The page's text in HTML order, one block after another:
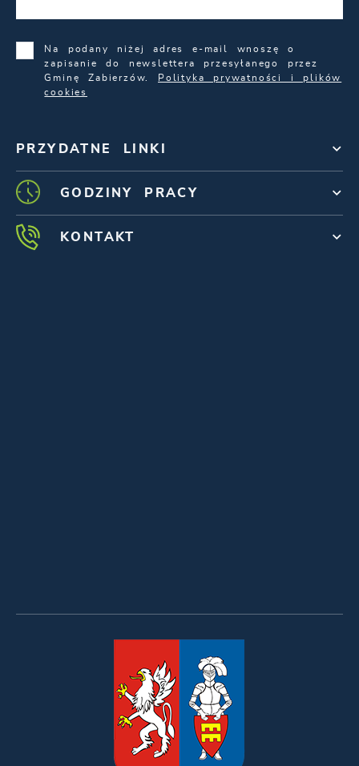
PRZYDATNE LINKI
Na podany niżej adres e-mail wnoszę o
zapisanie do newslettera przesyłanego przez
Gminę Zabierzów.
Polityka prywatności i plików
cookies
GODZINY PRACY
KONTAKT